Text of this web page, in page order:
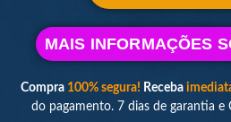
MAIS INFORMAÇÕES
Compra 100% segura! Receba
do pagamento. 7 dias de garantia e